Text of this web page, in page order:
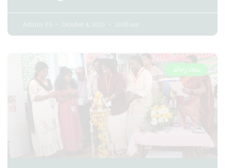
Admin YS October 4, 2025 10:05 am
കിഴുവിലം